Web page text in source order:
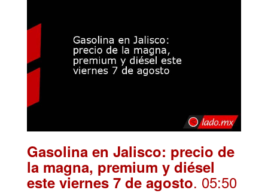
Gasolina en Jalisco: precio de
la magna, premium y diésel
este viernes 7 de agosto. 05:50